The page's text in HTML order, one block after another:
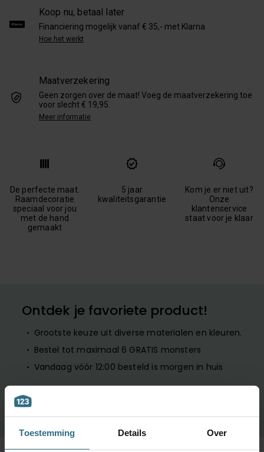
Toestemming Details Over
Koop nu, betaal later
Financiering mogelijk vanaf € 35,- met Klarna
Hoe het werkt
Maatverzekering
Geen zorgen over de maat! Voeg de maatverzekering toe
voor slecht € 19,95.
Meer informatie
De perfecte maat.
Raamdecoratie
speciaal voor jou
met de hand
gemaakt
5 jaar
kwaliteitsgarantie
Kom je er niet uit?
Onze
klantenservice
staat voor je klaar
Ontdek je favoriete product!
Grootste keuze uit diverse materialen en kleuren.
Bestel tot maximaal 6 GRATIS monsters
Vandaag vóór 12:00 besteld is morgen in huis